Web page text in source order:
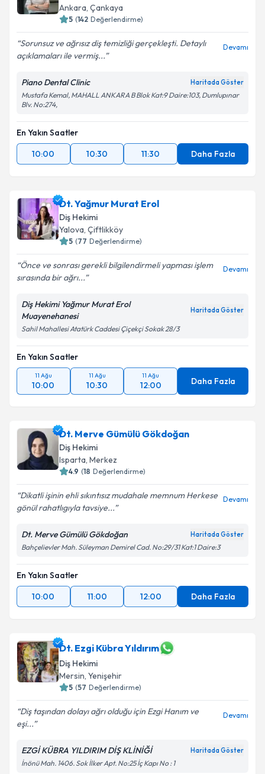
Ankara, Çankaya
5 (142 Değerlendirme)
Sorunsuz ve ağrısız diş temizliği gerçekleşti. Detaylı
açıklamaları ile vermiş...
Devamı
Piano Dental Clinic Haritada Göster
Mustafa Kemal, MAHALL ANKARA B Blok Kat:9 Daire:103, Dumlupınar
Blv. No:274,
En Yakın Saatler
10:00
10:30 11:30 Daha Fazla
Dt. Yağmur Murat Erol
Diş Hekimi
Yalova, Çiftlikköy
5 (77 Değerlendirme)
Önce ve sonrası gerekli bilgilendirmeli yapması işlem
sırasında bir ağrı...
Devamı
Diş Hekimi Yağmur Murat Erol
Muayenehanesi
Haritada Göster
Sahil Mahallesi Atatürk Caddesi Çiçekçi Sokak 28/3
En Yakın Saatler
11 Ağu
10:00
11 Ağu
10:30
11 Ağu
12:00 Daha Fazla
Dt. Merve Gümülü Gökdoğan
Diş Hekimi
Isparta, Merkez
4.9 (18 Değerlendirme)
Dikatli işinin ehli sıkıntısız mudahale memnum Herkese
gönül rahatlıgıyla tavsiye...
Devamı
Dt. Merve Gümülü Gökdoğan Haritada Göster
Bahçelievler Mah. Süleyman Demirel Cad. No:29/31 Kat:1 Daire:3
En Yakın Saatler
10:00
11:00 12:00 Daha Fazla
Dt. Ezgi Kübra Yıldırım
Diş Hekimi
Mersin, Yenişehir
5 (57 Değerlendirme)
Diş taşından dolayı ağrı olduğu için Ezgi Hanım ve
eşi...
Devamı
EZGİ KÜBRA YILDIRIM DİŞ KLİNİĞİ Haritada Göster
İnönü Mah. 1406. Sok İlker Apt. No:25 İç Kapı No : 1